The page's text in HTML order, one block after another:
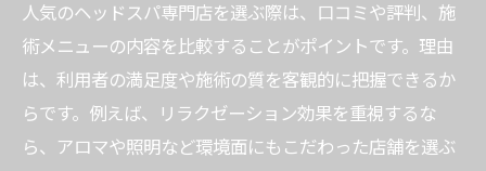
人気のヘッドスパ専門店を選ぶ際は、口コミや評判、施
術メニューの内容を比較することがポイントです。理由
は、利用者の満足度や施術の質を客観的に把握できるか
らです。例えば、リラクゼーション効果を重視するな
ら、アロマや照明など環境面にもこだわった店舗を選ぶ